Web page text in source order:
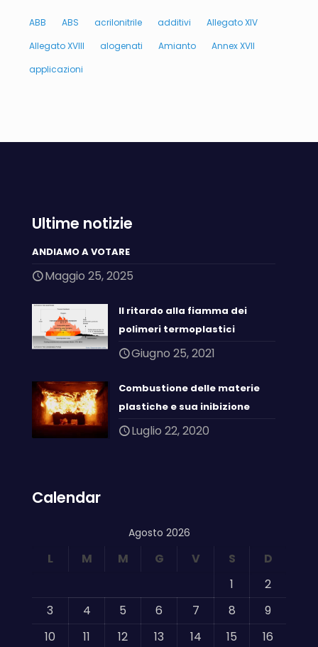
ABB ABS acrilonitrile additivi
Allegato XIV
Allegato XVIII
alogenati Amianto
Annex XVII
applicazioni
Ultime notizie
ANDIAMO A VOTARE
Maggio 25, 2025
Il ritardo alla fiamma dei
polimeri termoplastici
Giugno 25, 2021
Combustione delle materie
plastiche e sua inibizione
Luglio 22, 2020
Calendar
Agosto 2026
L M M G V S
D
1
2
3
4 5 6 7 8
9
10
11 12 13 14 15 16